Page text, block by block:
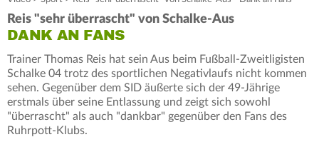
Reis "sehr überrascht" von Schalke-Aus
DANK AN FANS
Trainer Thomas Reis hat sein Aus beim Fußball-Zweitligisten
Schalke 04 trotz des sportlichen Negativlaufs nicht kommen
sehen. Gegenüber dem SID äußerte sich der 49-Jährige
erstmals über seine Entlassung und zeigt sich sowohl
"überrascht" als auch "dankbar" gegenüber den Fans des
Ruhrpott-Klubs.